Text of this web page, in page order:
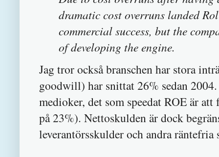
dramatic cost overruns landed
commercial success, but the
of developing the engine.
Jag tror också branschen har stora
goodwill) har snittat 26% sedan
medioker, det som speedat ROE är
på 23%). Nettoskulden är dock
leverantörsskulder och andra räntefria